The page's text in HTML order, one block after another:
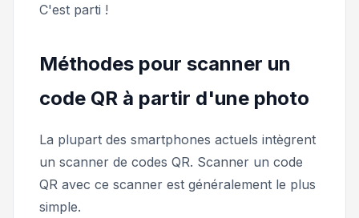
C'est parti !
Méthodes pour scanner un
code QR à partir d'une photo
La plupart des smartphones actuels intègrent
un scanner de codes QR. Scanner un code
QR avec ce scanner est généralement le plus
simple.